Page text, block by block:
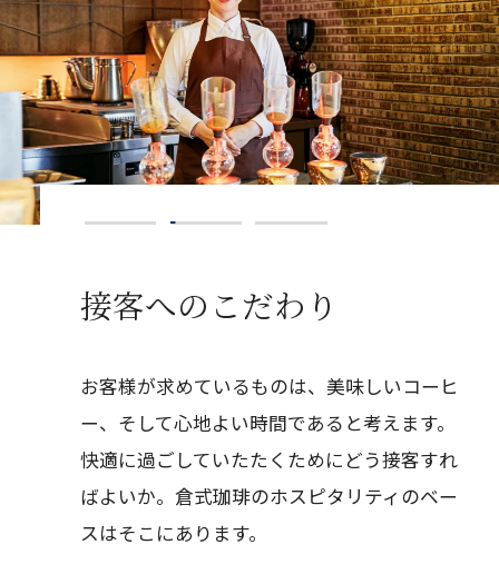
コーヒーへのこだわり
「お客様に最高のコーヒーを味わっていただ
きたい」、そんな思い故、豆のセレクトから
焙煎、抽出法、使用する豆の量まで、すべて
の過程にこだわります。倉式珈琲の味はこだ
わりの積み重ねです。
接客へのこだわり
お客様が求めているものは、美味しいコーヒ
ー、そして心地よい時間であると考えます。
快適に過ごしていたたくためにどう接客すれ
ばよいか。倉式珈琲のホスピタリティのベー
スはそこにあります。